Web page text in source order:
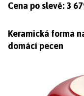
Cena po slevě: 3
Keramická forma
domácí pecen